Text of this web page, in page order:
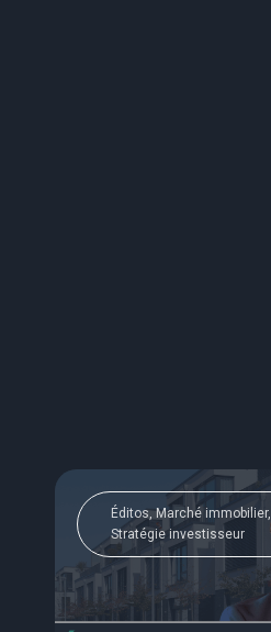
Éditos, Marché immobilier,
Stratégie investisseur